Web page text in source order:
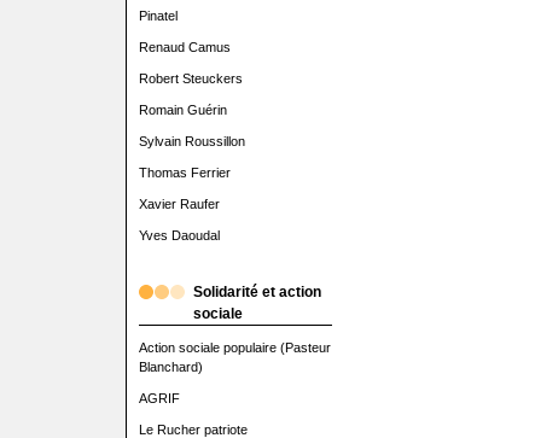
Pinatel
Renaud Camus
Robert Steuckers
Romain Guérin
Sylvain Roussillon
Thomas Ferrier
Xavier Raufer
Yves Daoudal
Solidarité et action
sociale
Action sociale populaire (Pasteur
Blanchard)
AGRIF
Le Rucher patriote